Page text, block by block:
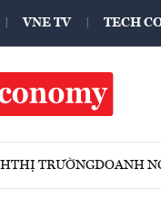
VNE TV TECH
THỊ TRƯỜNGDOANH